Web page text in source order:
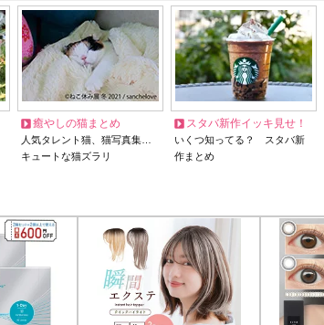
癒やしの猫まとめ
人気タレント猫、猫写真集…
キュートな猫ズラリ
スタバ新作イッキ見せ！
いくつ知ってる？ スタバ新
作まとめ